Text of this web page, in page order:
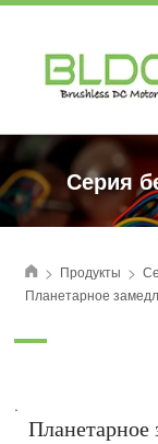
Серия
首页
> Продукты >
Планетарное
.
Планетарное